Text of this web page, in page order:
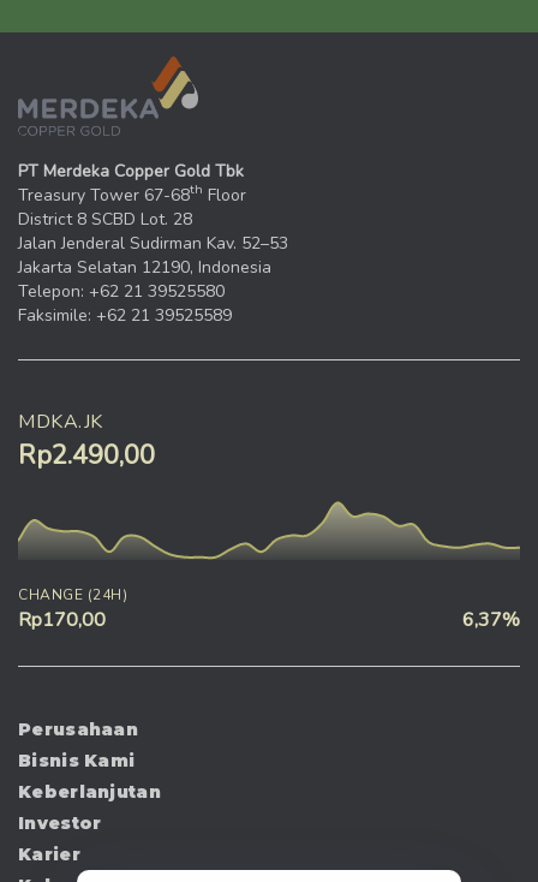
PT Merdeka Copper Gold Tbk
Treasury Tower 67-68th Floor
District 8 SCBD Lot. 28
Jalan Jenderal Sudirman Kav. 52–53
Jakarta Selatan 12190, Indonesia
Telepon: +62 21 39525580
Faksimile: +62 21 39525589
MDKA.JK
Rp2.490,00
CHANGE (24H)
Rp170,00 6,37%
Perusahaan
Bisnis Kami
Keberlanjutan
Investor
Karier